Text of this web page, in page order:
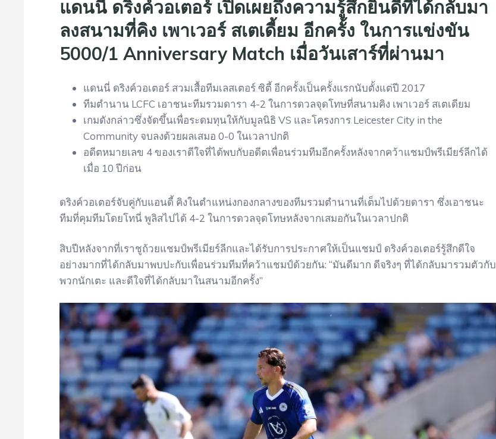
แดนนี่ ดริงค์วอเตอร์ เปิดเผยถึงความรู้สึกยินดีที่ได้กลับมา
ลงสนามที่คิง เพาเวอร์ สเตเดี้ยม อีกครั้ง ในการแข่งขัน
5000/1 Anniversary Match เมื่อวันเสาร์ที่ผ่านมา
แดนนี่ ดริงค์วอเตอร์ สวมเสื้อทีมเลสเตอร์ ซิตี้ อีกครั้งเป็นครั้งแรกนับตั้งแต่ปี 2017
ทีมตำนาน LCFC เอาชนะทีมรวมดารา 4-2 ในการดวลจุดโทษที่สนามคิง เพาเวอร์ สเตเดียม
เกมดังกล่าวซึ่งจัดขึ้นเพื่อระดมทุนให้กับมูลนิธิ VS และโครงการ Leicester City in the
Community จบลงด้วยผลเสมอ 0-0 ในเวลาปกติ
อดีตหมายเลข 4 ของเราดีใจที่ได้พบกับอดีตเพื่อนร่วมทีมอีกครั้งหลังจากคว้าแชมป์พรีเมียร์ลีกได้
เมื่อ 10 ปีก่อน
ดริงค์วอเตอร์จับคู่กับแอนดี้ คิงในตำแหน่งกองกลางของทีมรวมตำนานที่เต็มไปด้วยดารา ซึ่งเอาชนะ
ทีมที่คุมทีมโดยโทนี่ พูลิสไปได้ 4-2 ในการดวลจุดโทษหลังจากเสมอกันในเวลาปกติ
สิบปีหลังจากที่เราชูถ้วยแชมป์พรีเมียร์ลีกและได้รับการประกาศให้เป็นแชมป์ ดริงค์วอเตอร์รู้สึกดีใจ
อย่างมากที่ได้กลับมาพบปะกับเพื่อนร่วมทีมที่คว้าแชมป์ด้วยกัน: “มันดีมาก ดีจริงๆ ที่ได้กลับมารวมตัวกับ
พวกนักเตะ และดีใจที่ได้กลับมาในสนามอีกครั้ง”